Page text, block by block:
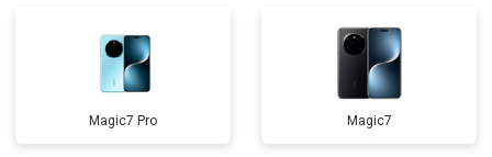
Magic7 Pro Magic7